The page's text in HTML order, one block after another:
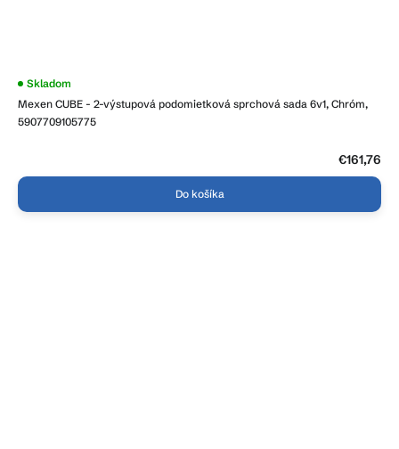
Mexen CUBE - 2-výstupová podomietková sprchová sada 6v1, Chróm,
5907709105775
Priemerné
produktu
je
Skladom
€161,76
Do košíka